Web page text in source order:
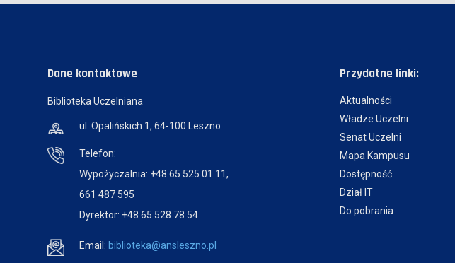
Dane kontaktowe
Biblioteka Uczelniana
ul. Opalińskich 1, 64-100 Leszno
Telefon:
Wypożyczalnia: +48 65 525 01 11,
661 487 595
Dyrektor: +48 65 528 78 54
Email: biblioteka@ansleszno.pl
Przydatne linki:
Aktualności
Władze Uczelni
Senat Uczelni
Mapa Kampusu
Dostępność
Dział IT
Do pobrania